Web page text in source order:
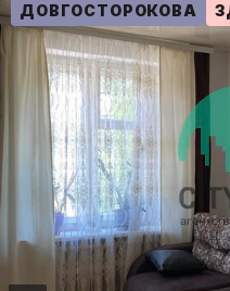
ДОВГОСТОРОКОВА